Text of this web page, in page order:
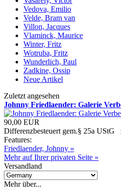
Vedova, Emilio
Velde, Bram van
Villon, Jacques
Vlaminck, Maurice
Winter, Fritz
Wotruba, Fritz
Wunderlich, Paul
Zadkine, Ossip
Neue Artikel
Zuletzt angesehen
Johnny Friedlaender: Galerie
90,00 EUR
Differenzbesteuert gem.§ 25a UStG
Features:
Friedlaender, Johnny »
Mehr auf Ihrer privaten Seite »
Versandland
Mehr über...